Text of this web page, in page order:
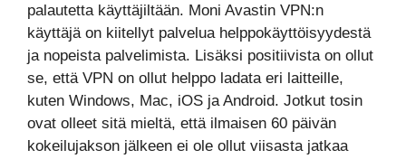
palautetta käyttäjiltään. Moni Avastin VPN:n
käyttäjä on kiitellyt palvelua helppokäyttöisyydestä
ja nopeista palvelimista. Lisäksi positiivista on ollut
se, että VPN on ollut helppo ladata eri laitteille,
kuten Windows, Mac, iOS ja Android. Jotkut tosin
ovat olleet sitä mieltä, että ilmaisen 60 päivän
kokeilujakson jälkeen ei ole ollut viisasta jatkaa